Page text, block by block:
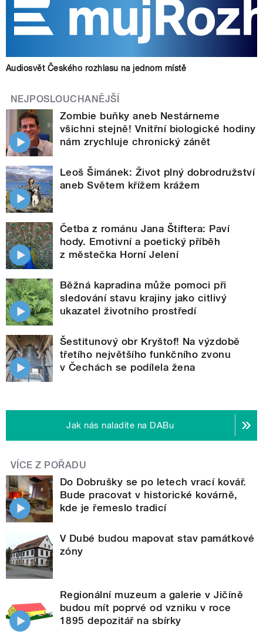
Audiosvět Českého rozhlasu na jednom místě
NEJPOSLOUCHANĚJŠÍ
Zombie buňky aneb Nestárneme
všichni stejně! Vnitřní biologické hodiny
nám zrychluje chronický zánět
Leoš Šimánek: Život plný dobrodružství
aneb Světem křížem krážem
Četba z románu Jana Štiftera: Paví
hody. Emotivní a poetický příběh
z městečka Horní Jelení
Běžná kapradina může pomoci při
sledování stavu krajiny jako citlivý
ukazatel životního prostředí
Šestitunový obr Kryštof! Na výzdobě
třetího největšího funkčního zvonu
v Čechách se podílela žena
Jak nás naladíte na DABu
VÍCE Z POŘADU
Do Dobrušky se po letech vrací kovář.
Bude pracovat v historické kovárně,
kde je řemeslo tradicí
V Dubé budou mapovat stav památkové
zóny
Regionální muzeum a galerie v Jičíně
budou mít poprvé od vzniku v roce
1895 depozitář na sbírky